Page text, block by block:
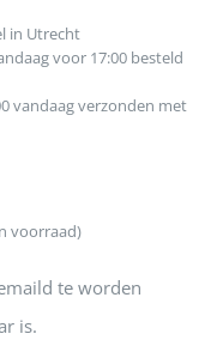
in Utrecht
voor 17:00 besteld
vandaag verzonden met
voorraad)
te worden
is.